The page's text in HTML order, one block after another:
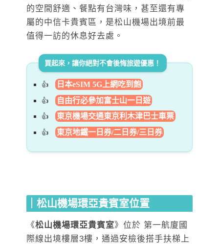
的空間舒適、餐點有台灣味，甚至還有專
屬的中信卡貴賓區，是松山機場出境前最
值得一訪的休息好去處。
買起來，讓你絕對不會後悔旅遊優惠！
日本eSIM 5G上網吃到飽
自由行必參加富士山一日遊
東京機場交通東京利木津巴士車票
東京地鐵一日券/二日券/三日券
｜松山機場環亞貴賓室位置
《松山機場環亞貴賓室》位於 第一航廈國
際線出境樓層3樓，通過安檢後搭手扶梯上